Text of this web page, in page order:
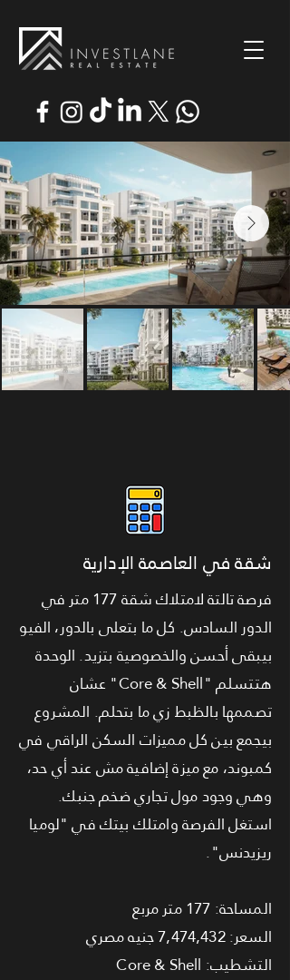
شقة في العاصمة الإدارية
فرصة تالتة لامتلاك شقة 177 متر في
الدور السادس. كل ما بتعلى بالدور، الفيو
بيبقى أحسن والخصوصية بتزيد. الوحدة
هتتسلم "Core & Shell" عشان
تصممها بالظبط زي ما بتحلم. المشروع
بيجمع بين كل مميزات السكن الراقي في
كمبوند، مع ميزة إضافية مش عند أي حد،
وهي وجود مول تجاري ضخم جنبك.
استغل الفرصة وامتلك بيتك في "لوميا
ريزيدنس".
المساحة: 177 متر مربع
السعر: 7,474,432 جنيه مصري
التشطيب: Core & Shell